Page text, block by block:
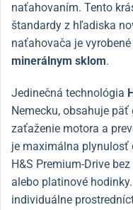
naťahovaním. Tento
štandardy z hľadiska
naťahovača je vyrobené
minerálnym sklom.
Jedinečná technológia
Nemecku, obsahuje
zaťaženie motora a
je maximálna
H&S Premium-Drive
alebo platinové
individuálne